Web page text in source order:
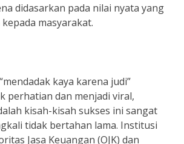
didasarkan pada nilai nyata yang
masyarakat.
kaya karena judi”
perhatian dan menjadi viral,
kisah-kisah sukses ini sangat
tidak bertahan lama. Institusi
Jasa Keuangan (OJK) dan